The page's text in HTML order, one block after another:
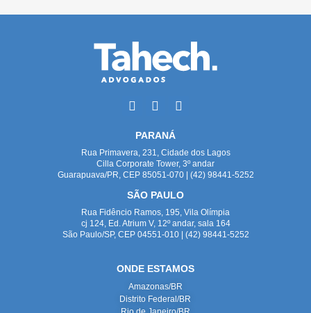
PARANÁ
Rua Primavera, 231, Cidade dos Lagos
Cilla Corporate Tower, 3º andar
Guarapuava/PR, CEP 85051-070 | (42) 98441-5252
SÃO PAULO
Rua Fidêncio Ramos, 195, Vila Olímpia
cj 124, Ed. Atrium V, 12º andar, sala 164
São Paulo/SP, CEP 04551-010 | (42) 98441-5252
ONDE ESTAMOS
Amazonas/BR
Distrito Federal/BR